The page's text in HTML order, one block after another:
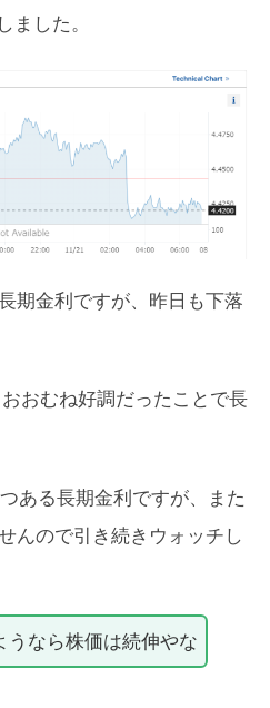
ました。
期金利ですが、昨日も下落
おむね好調だったことで長
ある長期金利ですが、また
んので引き続きウォッチし
うなら株価は続伸やな